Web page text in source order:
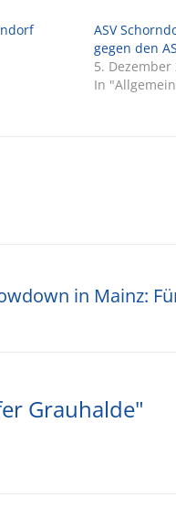
ASV
gegen den
5. Dezember
In
in Mainz:
Grauhalde"